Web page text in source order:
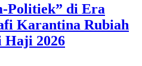
Politiek” di Era
Karantina Rubiah
Haji 2026